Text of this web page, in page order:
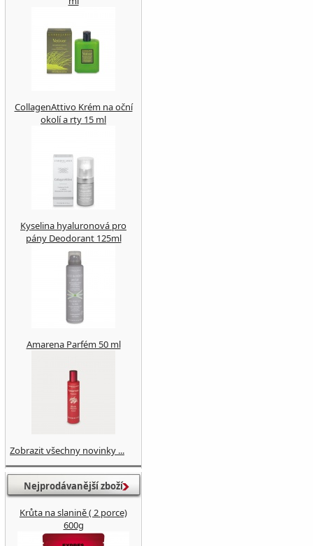
CollagenAttivo Krém na oční
okolí a rty 15 ml
Kyselina hyaluronová pro
pány Deodorant 125ml
Amarena Parfém 50 ml
Zobrazit všechny novinky ...
Nejprodávanější zboží
Krůta na slanině ( 2 porce)
600g